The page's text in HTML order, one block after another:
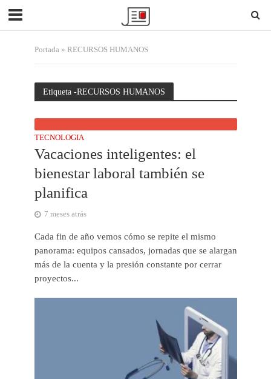
Portada» RECURSOS HUMANOS
Etiqueta -RECURSOS HUMANOS
TECNOLOGIA
Vacaciones inteligentes: el
bienestar laboral también se
planifica
7 meses atrás
Cada fin de año vemos cómo se repite el mismo
panorama: equipos cansados, jornadas que se alargan
más de la cuenta y la presión constante por cerrar
proyectos...